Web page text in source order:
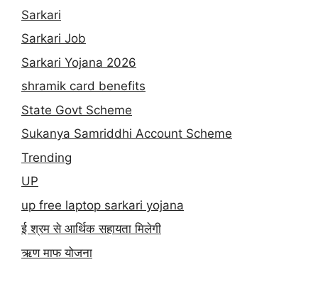
Sarkari
Sarkari Job
Sarkari Yojana 2026
shramik card benefits
State Govt Scheme
Sukanya Samriddhi Account Scheme
Trending
UP
up free laptop sarkari yojana
ई श्रम से आर्थिक सहायता मिलेगी
ऋण माफ योजना